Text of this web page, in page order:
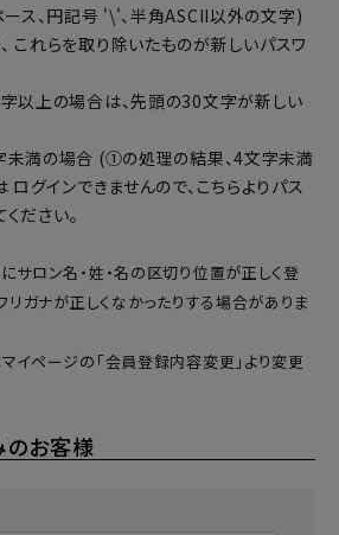
ス、円記号 '\'、半角ASCII以外の文字)
これらを取り除いたものが新しいパスワ
以上の場合は、先頭の30文字が新しい
満の場合 (①の処理の結果、4文字未満
グインできませんので、 こちらよりパス
ださい。
サロン名・姓・名の区切り位置が正しく登
リガナが正しくなかったりする場合がありま
イページの「会員登録内容変更」より変更
お客様